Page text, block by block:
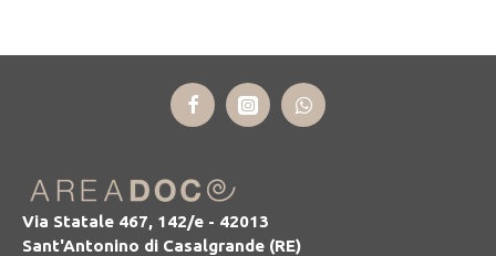
Via Statale 467, 142/e - 42013
Sant'Antonino di Casalgrande (RE)